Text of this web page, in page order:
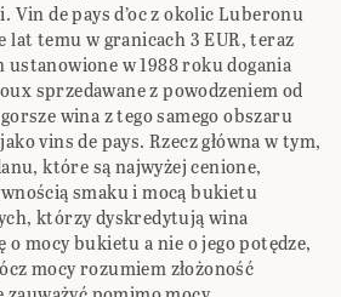
Vin de pays d’oc z okolic Luberonu
lat temu w granicach 3 EUR, teraz
w 1988 roku dogania
sprzedawane z powodzeniem od
wina z tego samego obszaru
vins de pays. Rzecz główna w tym,
które są najwyżej cenione,
smaku i mocą bukietu
którzy dyskredytują wina
o mocy bukietu a nie o jego potędze,
mocy rozumiem złożoność